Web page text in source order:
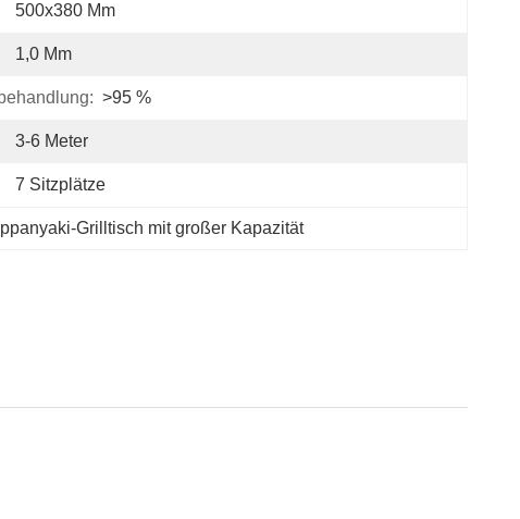
500x380 Mm
1,0 Mm
>95 %
3-6 Meter
7 Sitzplätze
Grilltisch mit großer Kapazität